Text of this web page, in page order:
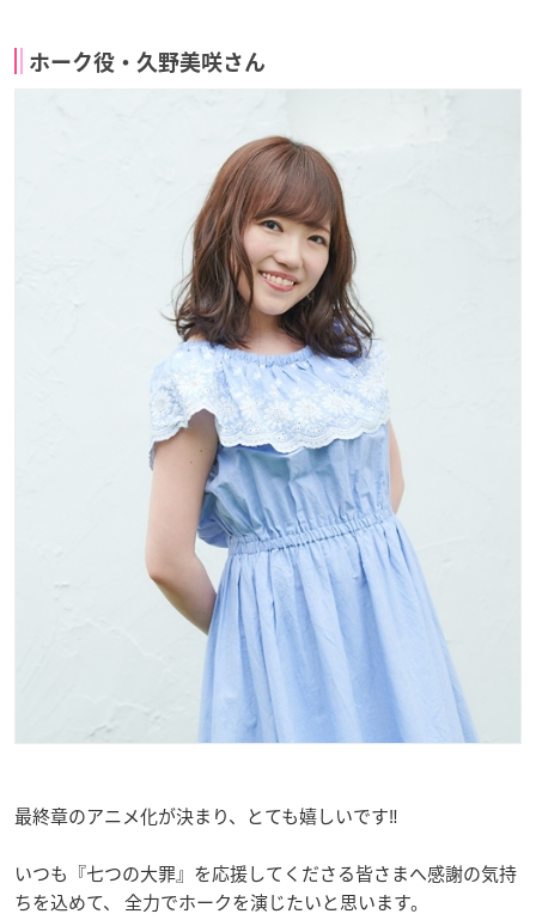
ホーク役・久野美咲さん
最終章のアニメ化が決まり、とても嬉しいです‼︎
いつも『七つの大罪』を応援してくださる皆さまへ感謝の気持
ちを込めて、 全力でホークを演じたいと思います。